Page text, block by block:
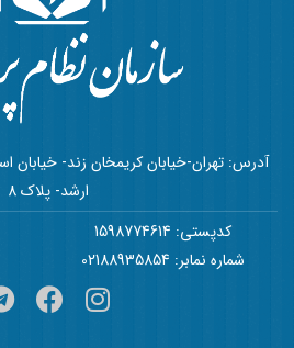
آدرس: تهران-خیابان کریمخان زند- خیابان
ارشد- پلاک 8
کدپستی: 1598774614
شماره نمابر: 02188935854